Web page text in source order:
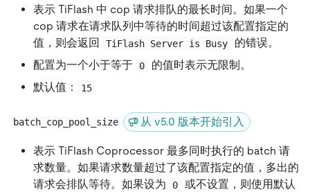
表示 TiFlash 中 cop 请求排队的最长时间。如果一个
cop 请求在请求队列中等待的时间超过该配置指定的
值，则会返回
TiFlash Server is Busy
的错误。
配置为一个小于等于
0
的值时表示无限制。
默认值：
15
batch_cop_pool_size 从 v5.0 版本开始引入
表示 TiFlash Coprocessor 最多同时执行的 batch 请
求数量。如果请求数量超过了该配置指定的值，多出的
请求会排队等待。如果设为
0
或不设置，则使用默认